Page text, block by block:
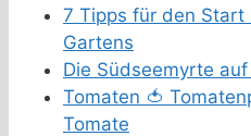
7 Tipps für den Start
Gartens
Die Südseemyrte
Tomaten 🍅
Tomate